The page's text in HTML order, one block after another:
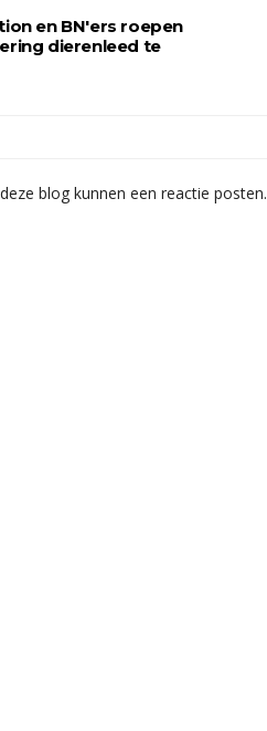
en BN'ers roepen
dierenleed te
blog kunnen een reactie posten.